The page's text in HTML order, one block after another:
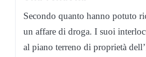
Secondo quanto hanno potuto
un affare di droga. I suoi
al piano terreno di proprietà